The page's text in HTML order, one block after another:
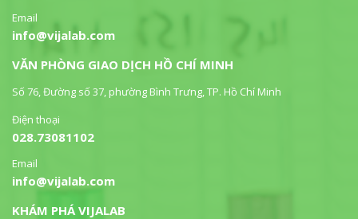
Email
info@vijalab.com
VĂN PHÒNG GIAO DỊCH HỒ CHÍ MINH
Số 76, Đường số 37, phường Bình Trưng, TP. Hồ Chí Minh
Điện thoại
028.73081102
Email
info@vijalab.com
KHÁM PHÁ VIJALAB